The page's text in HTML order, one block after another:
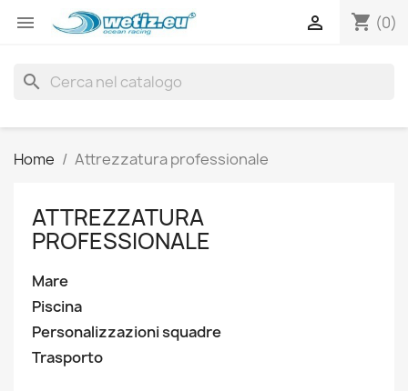
 shopping_cart (0)

search
Home Attrezzatura professionale
ATTREZZATURA
PROFESSIONALE
Mare
Piscina
Personalizzazioni squadre
Trasporto